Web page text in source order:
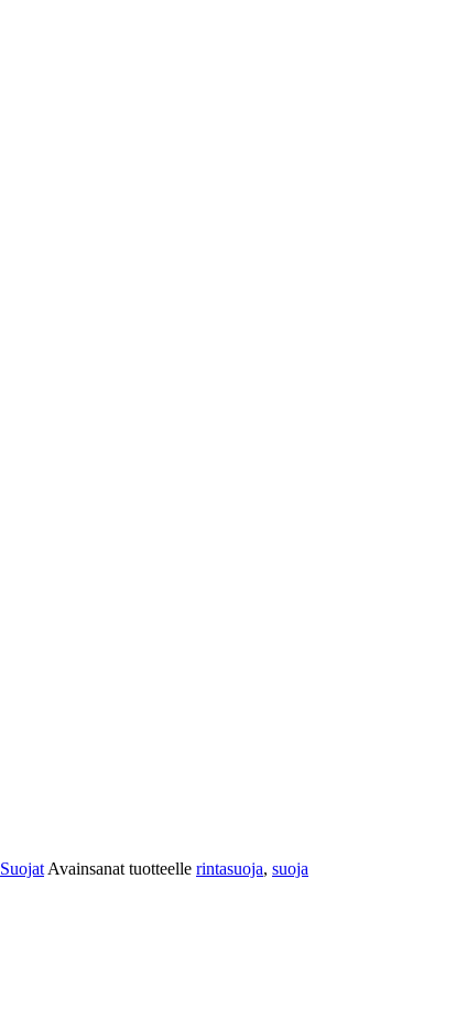
Suojat Avainsanat tuotteelle rintasuoja, suoja